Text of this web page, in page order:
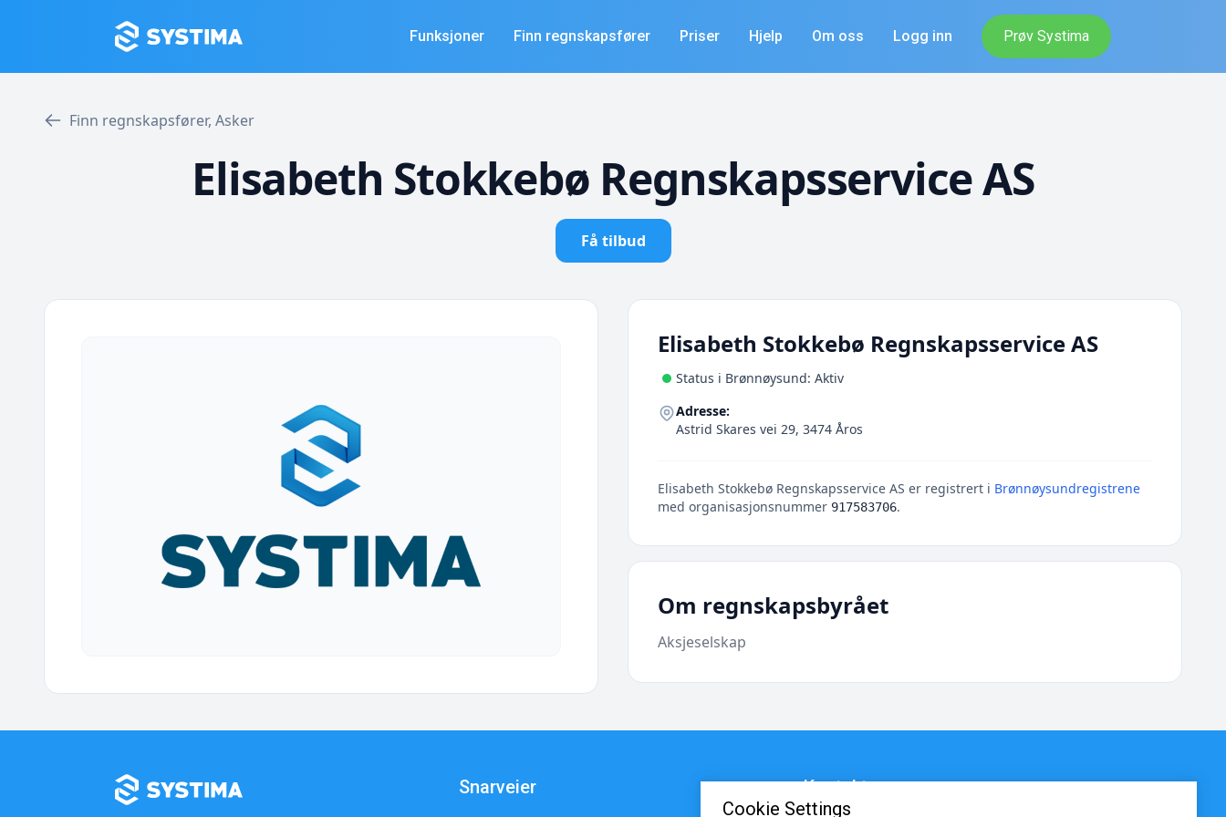
Funksjoner Finn regnskapsfører Priser Hjelp Om oss Logg inn Prøv Systima
Finn regnskapsfører, Asker
Elisabeth Stokkebø Regnskapsservice AS
Få tilbud
Elisabeth Stokkebø Regnskapsservice AS
Status i Brønnøysund: Aktiv
Adresse:
Astrid Skares vei 29, 3474 Åros
Elisabeth Stokkebø Regnskapsservice AS er registrert i Brønnøysundregistrene
med organisasjonsnummer 917583706.
Om regnskapsbyrået
Aksjeselskap
Cookie Settings
Snarveier Kontakt